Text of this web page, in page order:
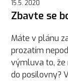
15.5. 2020
Zbavte se
Máte v plánu
prozatím
výmluva to, že
do posilovny?